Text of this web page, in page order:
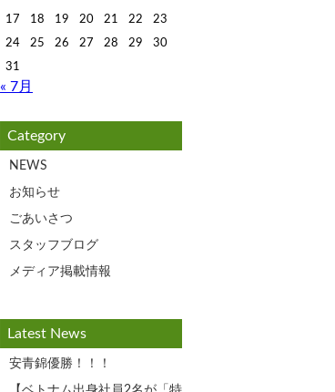
17
18 19 20 21 22
23
24
25 26 27 28 29
30
31
« 7月
Category
NEWS
お知らせ
ごあいさつ
スタッフブログ
メディア掲載情報
Latest News
安青錦優勝！！！